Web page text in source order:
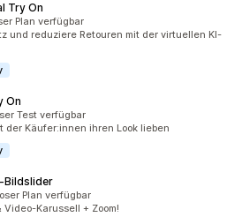
Try On
Plan verfügbar
und reduziere Retouren mit der virtuellen KI-
On
Test verfügbar
der Käufer:innen ihren Look lieben
Plan verfügbar
Karussell + Zoom!